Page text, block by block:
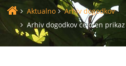
Aktualno
Arhiv dogodkov
Arhiv dogodkov celoten prikaz